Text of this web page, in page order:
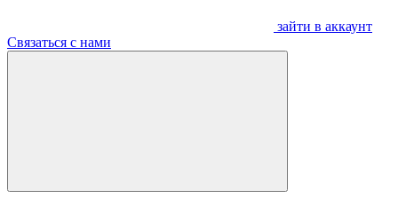
зайти в аккаунт
Связаться с нами